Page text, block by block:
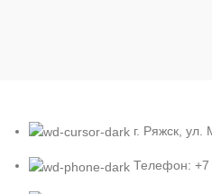
г. Ряжск, ул.
Телефон: +7